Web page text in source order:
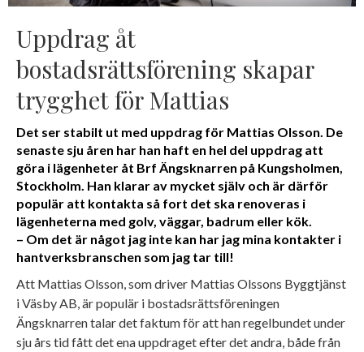
Uppdrag åt
bostadsrättsförening skapar
trygghet för Mattias
Det ser stabilt ut med uppdrag för Mattias Olsson. De
senaste sju åren har han haft en hel del uppdrag att
göra i lägenheter åt Brf Ängsknarren på Kungsholmen,
Stockholm. Han klarar av mycket själv och är därför
populär att kontakta så fort det ska renoveras i
lägenheterna med golv, väggar, badrum eller kök.
– Om det är något jag inte kan har jag mina kontakter i
hantverksbranschen som jag tar till!
Att Mattias Olsson, som driver Mattias Olssons Byggtjänst
i Väsby AB, är populär i bostadsrättsföreningen
Ängsknarren talar det faktum för att han regelbundet under
sju års tid fått det ena uppdraget efter det andra, både från